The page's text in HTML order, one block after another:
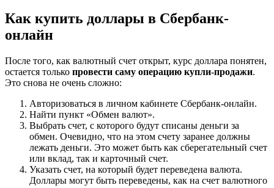
Как купить доллары в Сбербанк-
онлайн
После того, как валютный счет открыт, курс доллара понятен,
остается только провести саму операцию купли-продажи.
Это снова не очень сложно:
Авторизоваться в личном кабинете Сбербанк-онлайн.
Найти пункт «Обмен валют».
Выбрать счет, с которого будут списаны деньги за
обмен. Очевидно, что на этом счету заранее должны
лежать деньги. Это может быть как сберегательный счет
или вклад, так и карточный счет.
Указать счет, на который будет переведена валюта.
Доллары могут быть переведены, как на счет валютного